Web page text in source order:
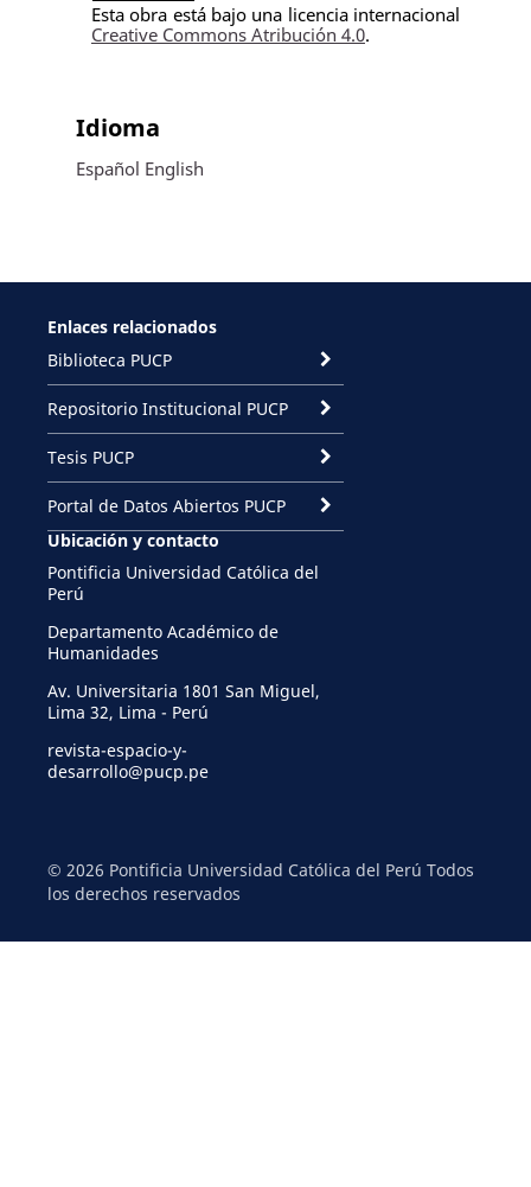
Esta obra está bajo una licencia internacional
Creative Commons Atribución 4.0.
Idioma
Español English
Enlaces relacionados
Biblioteca PUCP
Repositorio Institucional PUCP
Tesis PUCP
Portal de Datos Abiertos PUCP
Ubicación y contacto
Pontificia Universidad Católica del
Perú
Departamento Académico de
Humanidades
Av. Universitaria 1801 San Miguel,
Lima 32, Lima - Perú
revista-espacio-y-
desarrollo@pucp.pe
© 2026 Pontificia Universidad Católica del Perú Todos
los derechos reservados